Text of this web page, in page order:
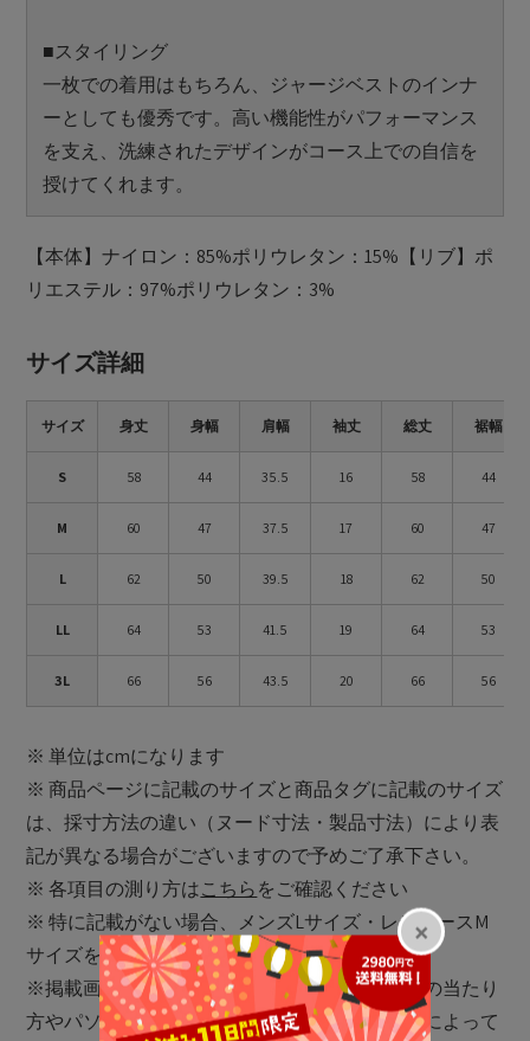
■スタイリング
一枚での着用はもちろん、ジャージベストのインナ
ーとしても優秀です。高い機能性がパフォーマンス
を支え、洗練されたデザインがコース上での自信を
授けてくれます。
【本体】ナイロン：85%ポリウレタン：15%【リブ】ポ
リエステル：97%ポリウレタン：3%
サイズ詳細
サイズ 身丈 身幅 肩幅 袖丈 総丈 裾幅
S 58 44 35.5 16 58 44
M 60 47 37.5 17 60 47
L 62 50 39.5 18 62 50
LL 64 53 41.5 19 64 53
3L 66 56 43.5 20 66 56
※ 単位はcmになります
※ 商品ページに記載のサイズと商品タグに記載のサイズ
は、採寸方法の違い（ヌード寸法・製品寸法）により表
記が異なる場合がございますので予めご了承下さい。
※ 各項目の測り方はこちらをご確認ください
※ 特に記載がない場合、メンズLサイズ・レディースM
サイズを着用
※掲載画像に関しましては、屋外や屋内での光の当たり
方やパソコンやスマートフォンなどの閲覧環境によって